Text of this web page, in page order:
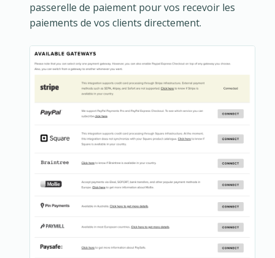
passerelle de paiement pour vos recevoir les
paiements de vos clients directement.